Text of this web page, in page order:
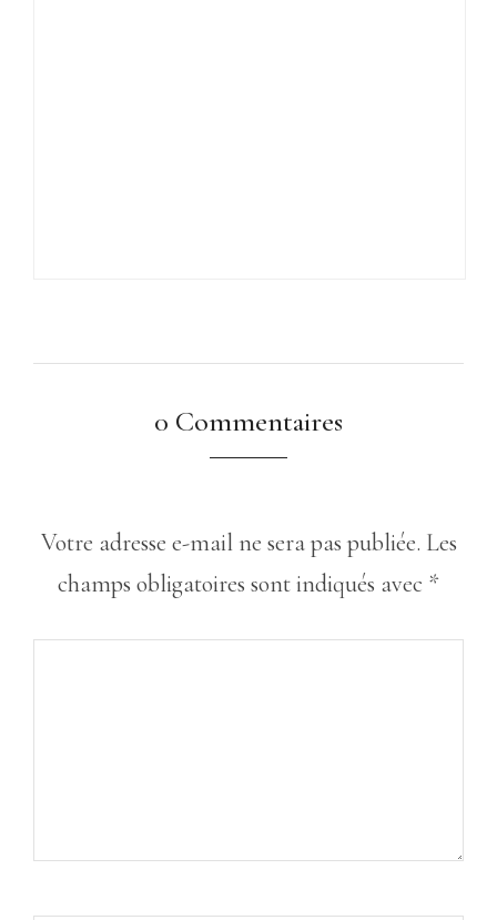
0 Commentaires
Votre adresse e-mail ne sera pas publiée. Les
champs obligatoires sont indiqués avec *